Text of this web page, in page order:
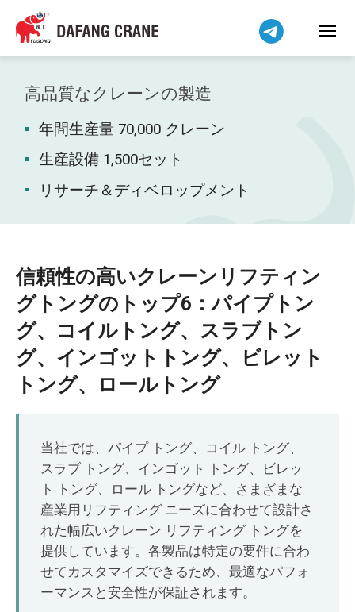
高品質なクレーンの製造
年間生産量 70,000 クレーン
生産設備 1,500セット
リサーチ＆ディベロップメント
信頼性の高いクレーンリフティン
グトングのトップ6：パイプトン
グ、コイルトング、スラブトン
グ、インゴットトング、ビレット
トング、ロールトング
当社では、パイプ トング、コイル トング、
スラブ トング、インゴット トング、ビレッ
ト トング、ロール トングなど、さまざまな
産業用リフティング ニーズに合わせて設計さ
れた幅広いクレーン リフティング トングを
提供しています。各製品は特定の要件に合わ
せてカスタマイズできるため、最適なパフォ
ーマンスと安全性が保証されます。
Bahasa Indonesia
Bahasa Melayu
Tiếng Việt
简体中文
বাংলা
فارسی
Pilipino
اردو
Беларуская мова
Kiswahili
Dansk
Norsk
O‘zbekcha